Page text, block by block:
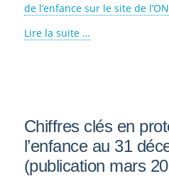
de l’enfance sur le site de
Lire la suite …
Chiffres clés en
l’enfance au 31
(publication mars